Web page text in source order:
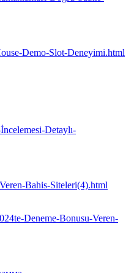
Demo-Slot-Deneyimi.html
Detaylı-
Bahis-Siteleri(4).html
Deneme-Bonusu-Veren-